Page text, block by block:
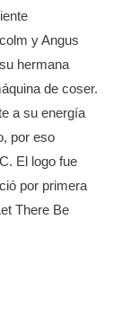
y Angus
hermana
de coser.
a su energía
por eso
El logo fue
por primera
There Be